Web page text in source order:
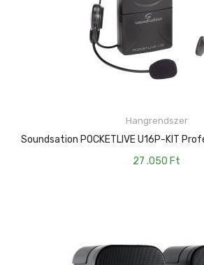
Hangrendszer
27 .050 Ft
KOSÁRBA TESZEM